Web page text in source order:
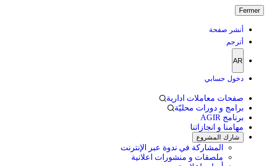
Fermer
أنشر صفحة
أترجم
AR
دخول حسابي
صفحات معاملات ادارية
برامج و دورات محليّة
برنامج AGIR
مهامنا و انجازاتنا
شارك المشروع
المشاركة في ندوة عبر الإنترنت
ملصقات و منشورات اعلانية